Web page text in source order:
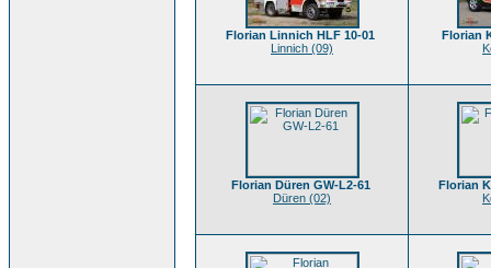
Florian Linnich HLF 10-01
Linnich (09)
Florian
Florian Düren GW-L2-61
Düren (02)
Florian